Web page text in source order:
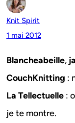
Knit Spirit
1 mai 2012
Blancheabeille,
CouchKnitting :
La Tellectuelle :
je te montre.